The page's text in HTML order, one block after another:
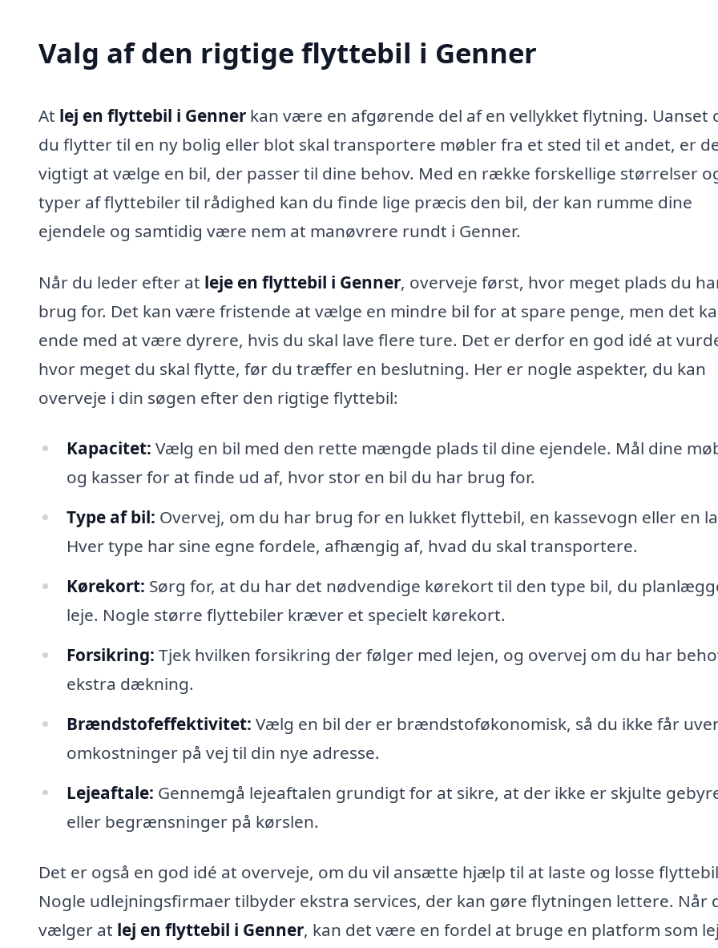
Valg af den rigtige flyttebil i Genner
At lej en flyttebil i Genner kan være en afgørende del af en vellykket flytning. Uanset
du flytter til en ny bolig eller blot skal transportere møbler fra et sted til et andet, er
vigtigt at vælge en bil, der passer til dine behov. Med en række forskellige størrelser
typer af flyttebiler til rådighed kan du finde lige præcis den bil, der kan rumme dine
ejendele og samtidig være nem at manøvrere rundt i Genner.
Når du leder efter at leje en flyttebil i Genner, overveje først, hvor meget plads du
brug for. Det kan være fristende at vælge en mindre bil for at spare penge, men det
ende med at være dyrere, hvis du skal lave flere ture. Det er derfor en god idé at
hvor meget du skal flytte, før du træffer en beslutning. Her er nogle aspekter, du kan
overveje i din søgen efter den rigtige flyttebil:
Kapacitet: Vælg en bil med den rette mængde plads til dine ejendele. Mål dine
og kasser for at finde ud af, hvor stor en bil du har brug for.
Type af bil: Overvej, om du har brug for en lukket flyttebil, en kassevogn eller en
Hver type har sine egne fordele, afhængig af, hvad du skal transportere.
Kørekort: Sørg for, at du har det nødvendige kørekort til den type bil, du
leje. Nogle større flyttebiler kræver et specielt kørekort.
Forsikring: Tjek hvilken forsikring der følger med lejen, og overvej om du har
ekstra dækning.
Brændstofeffektivitet: Vælg en bil der er brændstoføkonomisk, så du ikke får
omkostninger på vej til din nye adresse.
Lejeaftale: Gennemgå lejeaftalen grundigt for at sikre, at der ikke er skjulte
eller begrænsninger på kørslen.
Det er også en god idé at overveje, om du vil ansætte hjælp til at laste og losse
Nogle udlejningsfirmaer tilbyder ekstra services, der kan gøre flytningen lettere. Når
vælger at lej en flyttebil i Genner, kan det være en fordel at bruge en platform som